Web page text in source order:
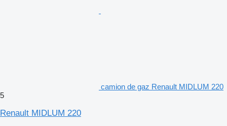
camion de gaz Renault MIDLUM 220
5
Renault MIDLUM 220